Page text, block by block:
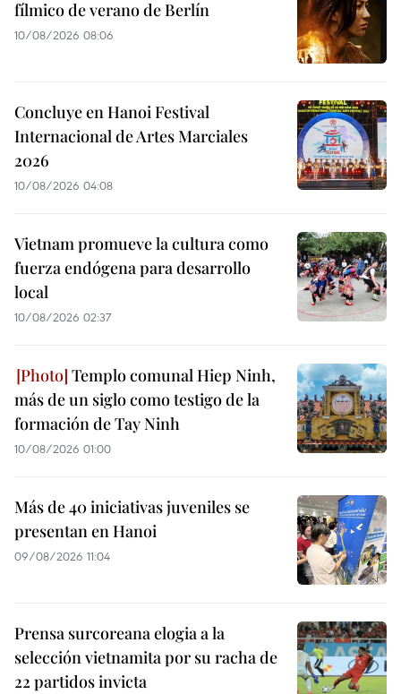
fílmico de verano de Berlín
10/08/2026 08:06
Concluye en Hanoi Festival
Internacional de Artes Marciales
2026
10/08/2026 04:08
Vietnam promueve la cultura como
fuerza endógena para desarrollo
local
10/08/2026 02:37
Templo comunal Hiep Ninh,
más de un siglo como testigo de la
formación de Tay Ninh
10/08/2026 01:00
Más de 40 iniciativas juveniles se
presentan en Hanoi
09/08/2026 11:04
Prensa surcoreana elogia a la
selección vietnamita por su racha de
22 partidos invicta